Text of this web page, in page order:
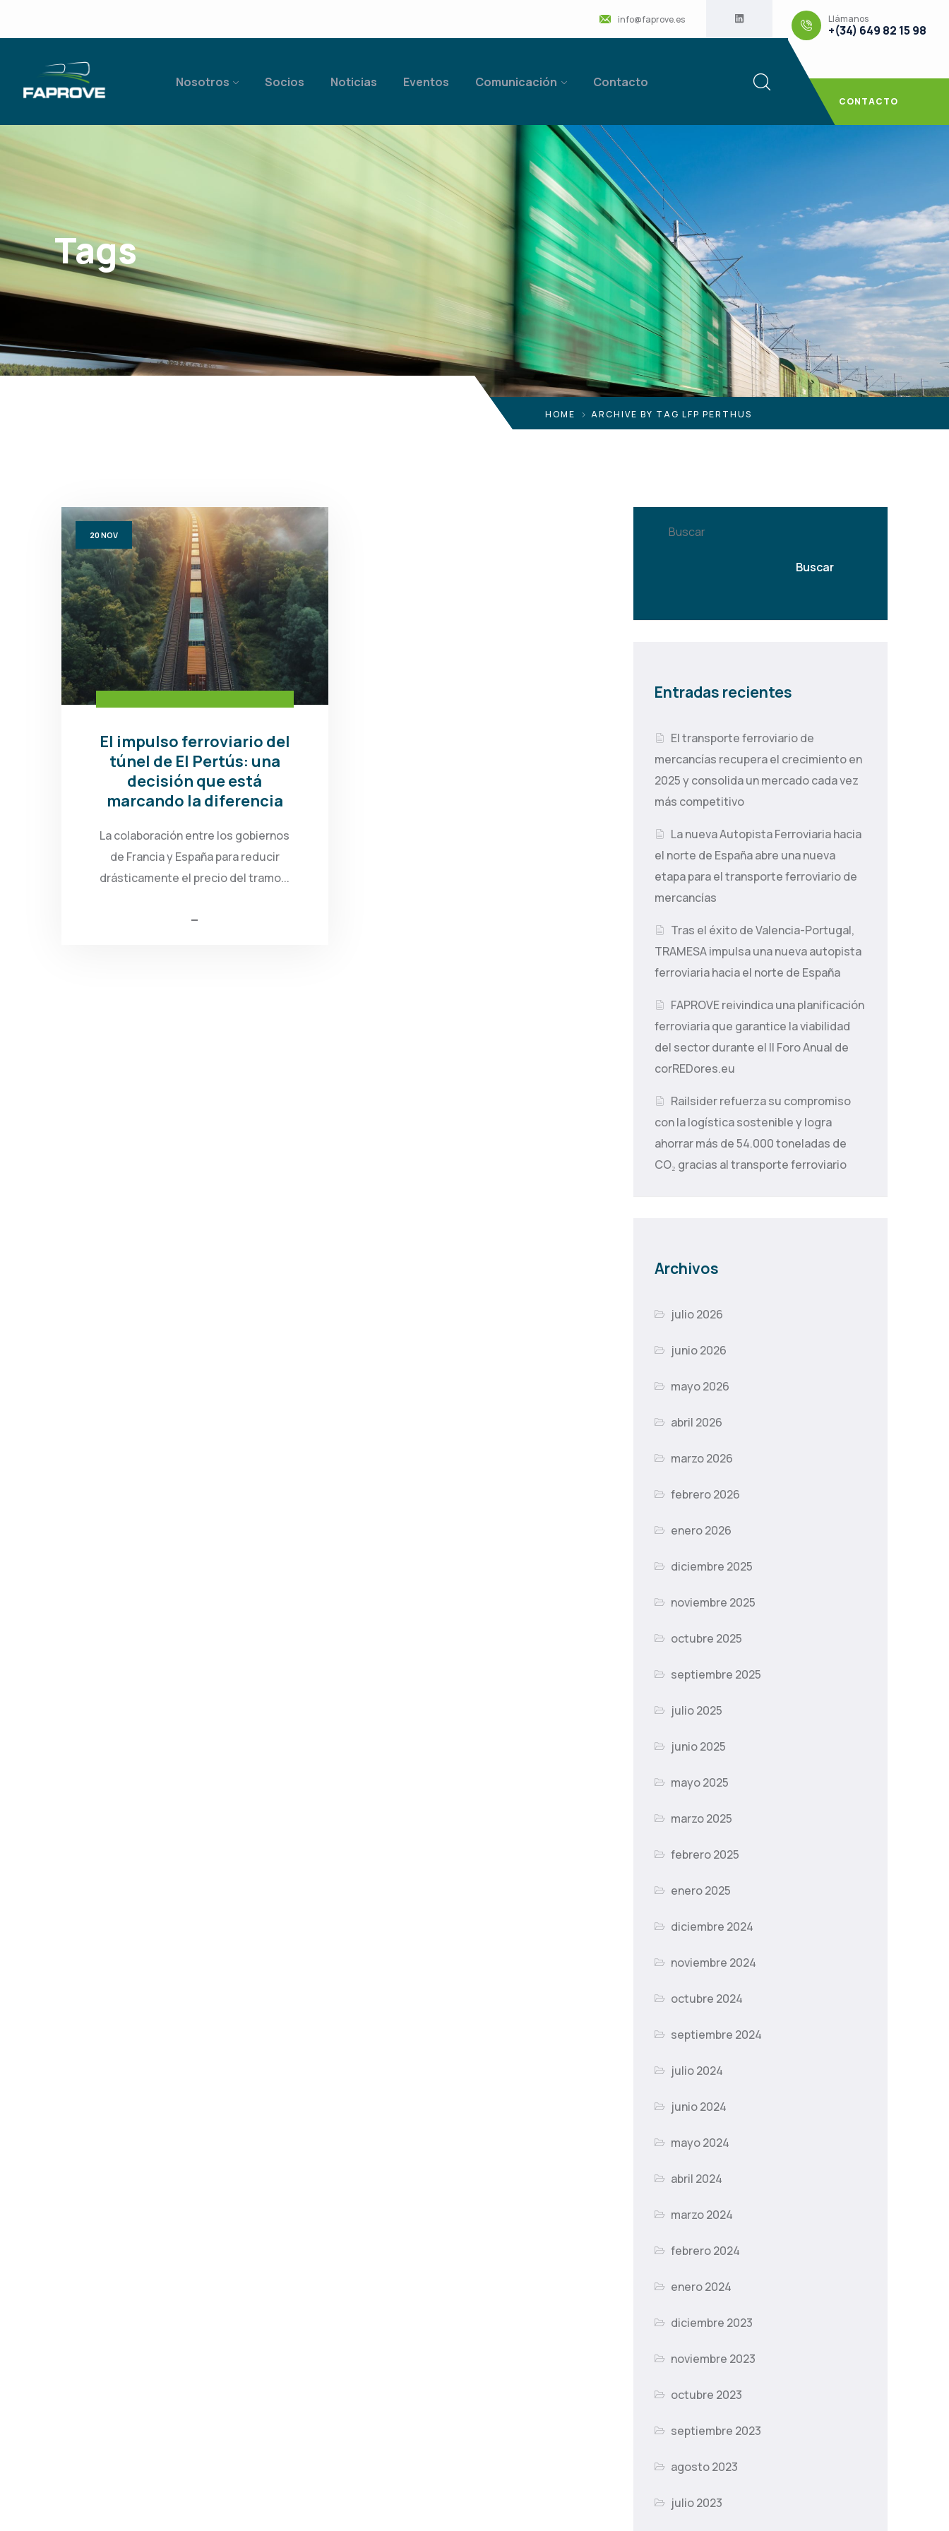
info@faprove.es Llámanos
+(34) 649 82 15 98
Nosotros Socios Noticias Eventos Comunicación Contacto
CONTACTO
Tags
HOME ARCHIVE BY TAG LFP PERTHUS
20NOV
El impulso ferroviario del
túnel de El Pertús: una
decisión que está
marcando la diferencia
La colaboración entre los gobiernos
de Francia y España para reducir
drásticamente el precio del tramo...
Buscar
Buscar
Entradas recientes
El transporte ferroviario de
mercancías recupera el crecimiento en
2025 y consolida un mercado cada vez
más competitivo
La nueva Autopista Ferroviaria hacia
el norte de España abre una nueva
etapa para el transporte ferroviario de
mercancías
Tras el éxito de Valencia-Portugal,
TRAMESA impulsa una nueva autopista
ferroviaria hacia el norte de España
FAPROVE reivindica una planificación
ferroviaria que garantice la viabilidad
del sector durante el II Foro Anual de
corREDores.eu
Railsider refuerza su compromiso
con la logística sostenible y logra
ahorrar más de 54.000 toneladas de
CO₂ gracias al transporte ferroviario
Archivos
julio 2026
junio 2026
mayo 2026
abril 2026
marzo 2026
febrero 2026
enero 2026
diciembre 2025
noviembre 2025
octubre 2025
septiembre 2025
julio 2025
junio 2025
mayo 2025
marzo 2025
febrero 2025
enero 2025
diciembre 2024
noviembre 2024
octubre 2024
septiembre 2024
julio 2024
junio 2024
mayo 2024
abril 2024
marzo 2024
febrero 2024
enero 2024
diciembre 2023
noviembre 2023
octubre 2023
septiembre 2023
agosto 2023
julio 2023